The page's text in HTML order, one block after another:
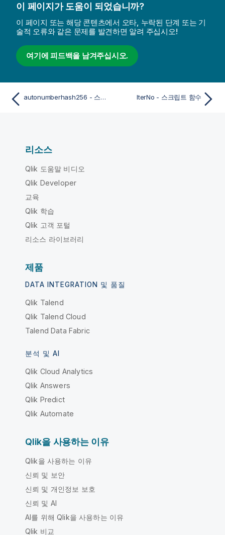
이 페이지가 도움이 되었습니까?
이 페이지 또는 해당 콘텐츠에서 오타, 누락된 단계 또는 기
술적 오류와 같은 문제를 발견하면 알려 주십시오!
여기에 피드백을 남겨주십시오.
autonumberhash256 - 스크립트 함수 IterNo - 스크립트 함수
리소스
Qlik 도움말 비디오
Qlik Developer
교육
Qlik 학습
Qlik 고객 포털
리소스 라이브러리
제품
DATA INTEGRATION 및 품질
Qlik Talend
Qlik Talend Cloud
Talend Data Fabric
분석 및 AI
Qlik Cloud Analytics
Qlik Answers
Qlik Predict
Qlik Automate
Qlik을 사용하는 이유
Qlik을 사용하는 이유
신뢰 및 보안
신뢰 및 개인정보 보호
신뢰 및 AI
AI를 위해 Qlik을 사용하는 이유
Qlik 비교